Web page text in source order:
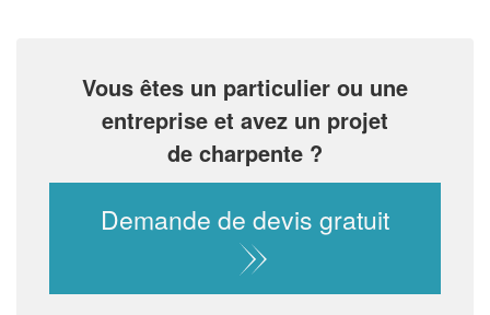
Vous êtes un particulier ou une
entreprise et avez un projet
de charpente ?
Demande de devis gratuit